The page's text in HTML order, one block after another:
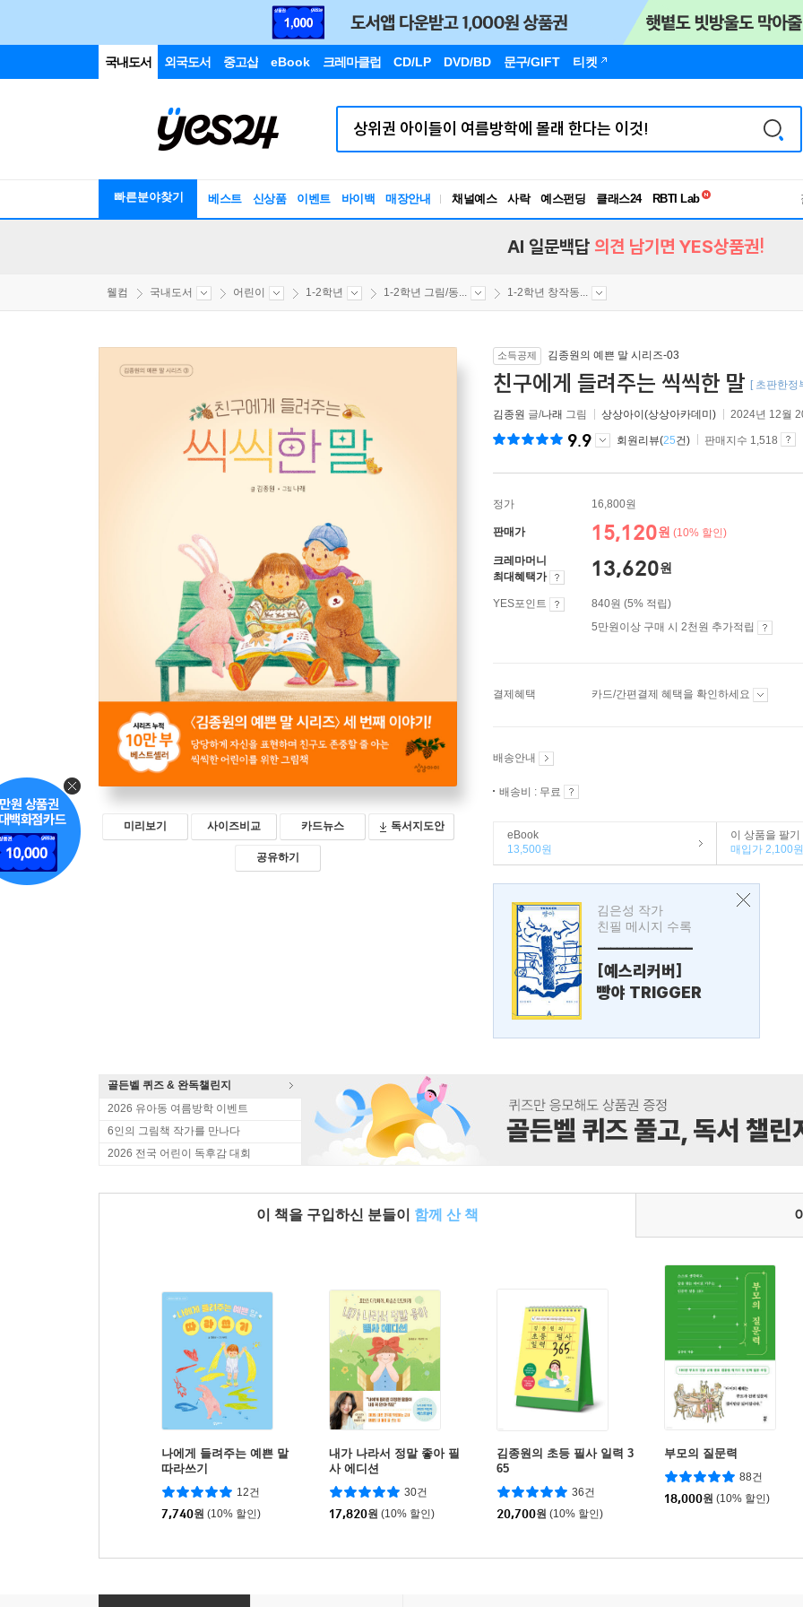
국내도서 외국도서 중고샵 eBook 크레마클럽 CD/LP DVD/BD 문구/GIFT 티켓
빠른분야찾기 베스트 신상품 이벤트 바이백 매장안내 채널예스 사락 예스펀딩 클래스24
RBTI Lab
독서유형검사
AI 일문백답 의견 남기면 YES상품권!
웰컴 국내도서 어린이 1-2학년 1-2학년 그림/동... 1-2학년 창작동...
미리보기 사이즈비교 카드뉴스 독서지도안
공유하기
소득공제 김종원의 예쁜 말 시리즈-03
친구에게 들려주는 씩씩한 말 [ 초판한정
김종원 글/나래 그림 상상아이(상상아카데미) 2024년 12월
9.9 회원리뷰(25건) 판매지수 1,518
정가 16,800원
판매가 15,120원 (10% 할인)
크레마머니
최대혜택가
13,620원
YES포인트
840원 (5% 적립)
5만원이상 구매 시 2천원 추가적립
결제혜택 카드/간편결제 혜택을 확인하세요
배송안내
배송비 : 무료
eBook
13,500원
이 상품을 팔기
매입가 2,100원
김은성 작가
친필 메시지 수록
---------------
[예스리커버]
빵야 TRIGGER
골든벨 퀴즈 & 완독챌린지
2026 유아동 여름방학 이벤트
6인의 그림책 작가를 만나다
2026 전국 어린이 독후감 대회
이 책을 구입하신 분들이 함께 산 책
나에게 들려주는 예쁜 말
따라쓰기
12건
7,740원 (10% 할인)
내가 나라서 정말 좋아 필
사 에디션
30건
17,820원 (10% 할인)
김종원의 초등 필사 일력 3
65
36건
20,700원 (10% 할인)
부모의 질문력
88건
18,000원 (10% 할인)